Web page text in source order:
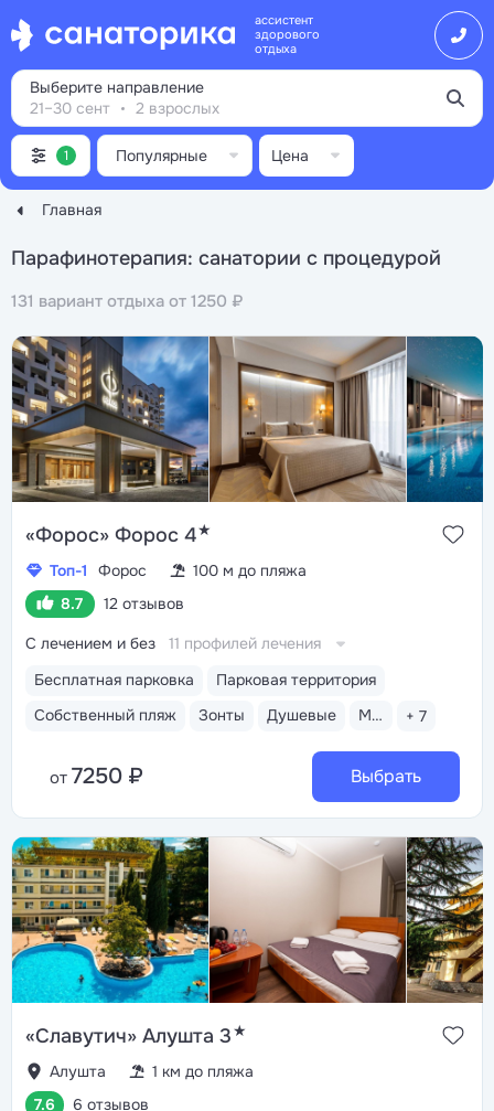
ассистент
здорового
отдыха
Главная
Выберите направление
21–30 сент
2 взрослых
Парафинотерапия: санатории с процедурой
131 вариант отдыха от 1250 ₽
1 Популярные Цена
«Форос» Форос 4★
Топ-1 Форос
100 м до пляжа
8.7
12 отзывов
Бесплатная парковка
Парковая территория
Собственный пляж
Зонты Душевые Медицинский пост + 7
С лечением и без 11 профилей лечения
от 7250 ₽ Выбрать
«Славутич» Алушта 3★
Алушта
1 км до пляжа
7.6
6 отзывов